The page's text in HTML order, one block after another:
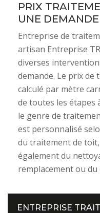
PRIX
UNE
Entreprise de
artisan Entreprise
diverses
demande. Le prix
calculé par mètre
de toutes les
le genre de
est personnalisé
du traitement de
également du
remplacement ou
ENTREPRISE